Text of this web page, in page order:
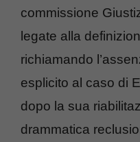
commissione
legate alla
richiamando
esplicito al caso di
dopo la sua
drammatica